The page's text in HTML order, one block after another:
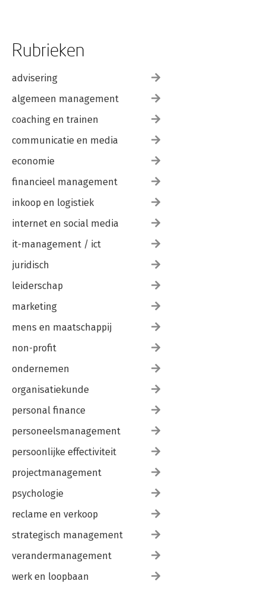
Rubrieken
advisering
algemeen management
coaching en trainen
communicatie en media
economie
financieel management
inkoop en logistiek
internet en social media
it-management / ict
juridisch
leiderschap
marketing
mens en maatschappij
non-profit
ondernemen
organisatiekunde
personal finance
personeelsmanagement
persoonlijke effectiviteit
projectmanagement
psychologie
reclame en verkoop
strategisch management
verandermanagement
werk en loopbaan